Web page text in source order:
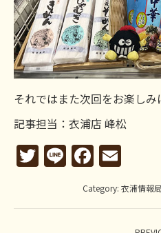
それではまた次回をお楽しみ
記事担当：衣浦店 峰松
Twitter
Line
Category: 衣浦情報局
Post